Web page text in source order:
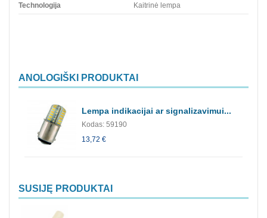
Technologija Kaitrinė lempa
ANOLOGIŠKI PRODUKTAI
Lempa indikacijai ar signalizavimui...
Kodas: 59190
13,72 €
SUSIJĘ PRODUKTAI